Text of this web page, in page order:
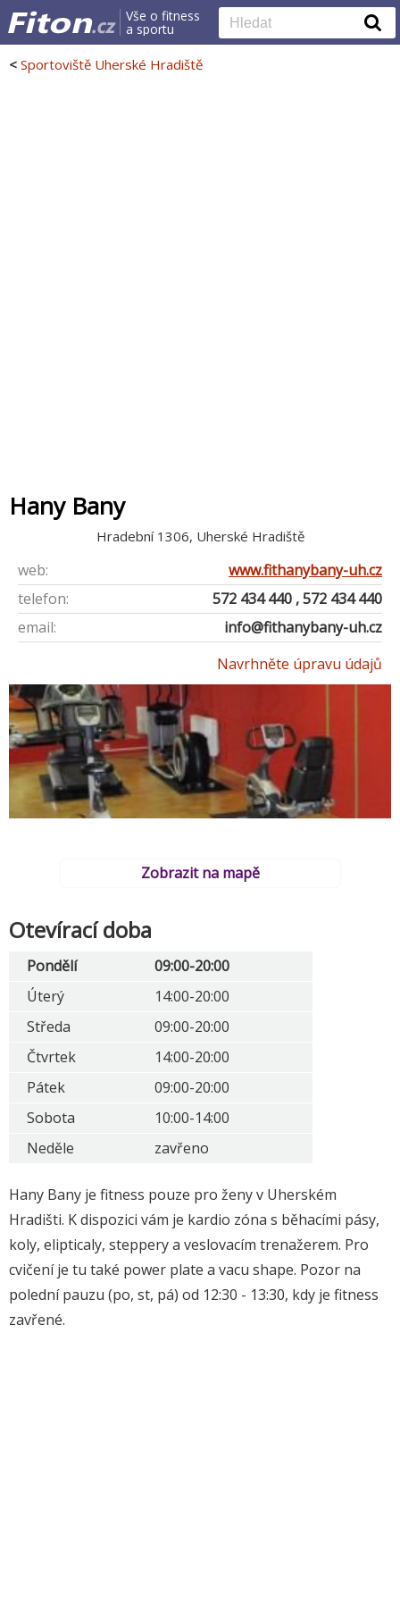
Vše o fitness
a sportu
< Sportoviště Uherské Hradiště
Hany Bany
Hradební 1306, Uherské Hradiště
web:
www.fithanybany-uh.cz
telefon:
572 434 440 , 572 434 440
email:
info@fithanybany-uh.cz
Navrhněte úpravu údajů
Zobrazit na mapě
Otevírací doba
Pondělí
09:00-20:00
Úterý
14:00-20:00
Středa
09:00-20:00
Čtvrtek
14:00-20:00
Pátek
09:00-20:00
Sobota
10:00-14:00
Neděle
zavřeno
Hany Bany je fitness pouze pro ženy v Uherském
Hradišti. K dispozici vám je kardio zóna s běhacími pásy,
koly, elipticaly, steppery a veslovacím trenažerem. Pro
cvičení je tu také power plate a vacu shape. Pozor na
polední pauzu (po, st, pá) od 12:30 - 13:30, kdy je fitness
zavřené.